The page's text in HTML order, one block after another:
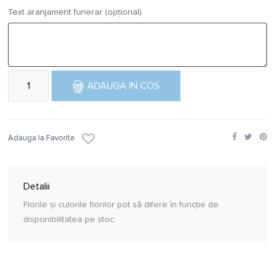
Text aranjament funerar (opțional)
ADAUGA IN COS
Adauga la Favorite
Detalii
Florile și culorile florilor pot să difere în funcție de
disponibilitatea pe stoc.